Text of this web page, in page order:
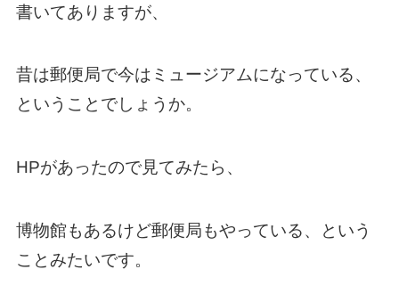
書いてありますが、
昔は郵便局で今はミュージアムになっている、
ということでしょうか。
HPがあったので見てみたら、
博物館もあるけど郵便局もやっている、という
ことみたいです。